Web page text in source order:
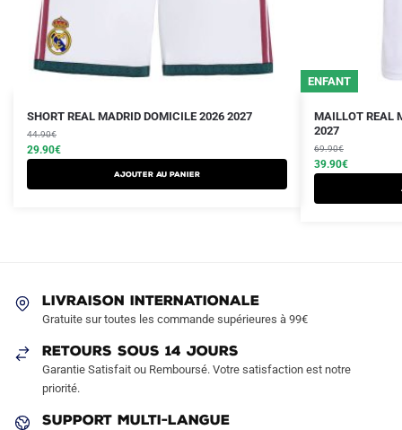
SHORT REAL MADRID DOMICILE 2026 2027
44.90€
Le
prix
initial
était :
29.90€
Le
prix
actuel
est :
AJOUTER AU PANIER
Ce
produit
a
choisies
la
page
produit
ENFANT
MAILLOT REAL
2027
69.90€
Le
prix
initial
était :
39.90€
Le
prix
actuel
est :
Ce
produit
a
plusieurs
variations.
page
LIVRAISON INTERNATIONALE
Gratuite sur toutes les commande supérieures à 99€
RETOURS SOUS 14 JOURS
Garantie Satisfait ou Remboursé. Votre satisfaction est notre
priorité.
SUPPORT MULTI-LANGUE